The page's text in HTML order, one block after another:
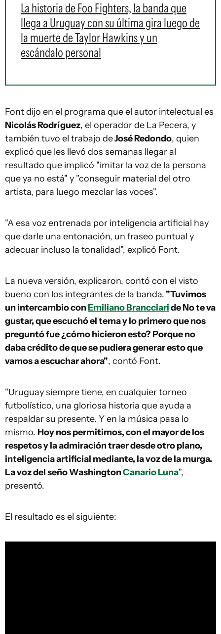
La historia de Foo Fighters, la banda que
llega a Uruguay con su última gira luego de
la muerte de Taylor Hawkins y un
escándalo personal
Font dijo en el programa que el autor intelectual es
Nicolás Rodríguez, el operador de La Pecera, y
también tuvo el trabajo deJosé Redondo, quien
explicó que les llevó dos semanas llegar al
resultado que implicó "imitar la voz de la persona
que ya no está" y "conseguir material del otro
artista, para luego mezclar las voces".
"A esa voz entrenada por inteligencia artificial hay
que darle una entonación, un fraseo puntual y
adecuar incluso la tonalidad", explicó Font.
La nueva versión, explicaron, contó con el visto
bueno con los integrantes de la banda. "Tuvimos
un intercambio conEmiliano Brancciaride No te va
gustar, que escuchó el tema y lo primero que nos
preguntó fue ¿cómo hicieron esto? Porque no
daba crédito de que se pudiera generar esto que
vamos a escuchar ahora", contó Font.
"Uruguay siempre tiene, en cualquier torneo
futbolístico, una gloriosa historia que ayuda a
respaldar su presente. Y en la música pasa lo
mismo. Hoy nos permitimos, con el mayor de los
respetos y la admiración traer desde otro plano,
inteligencia artificial mediante, la voz de la murga.
La voz del seño WashingtonCanario Luna",
presentó.
El resultado es el siguiente: